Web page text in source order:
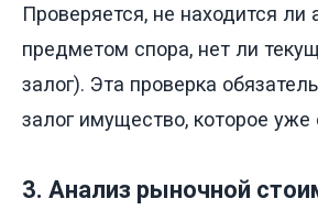
Проверяется, не находится
предметом спора, нет ли
залог). Эта проверка
залог имущество, которое уже
3. Анализ рыночной